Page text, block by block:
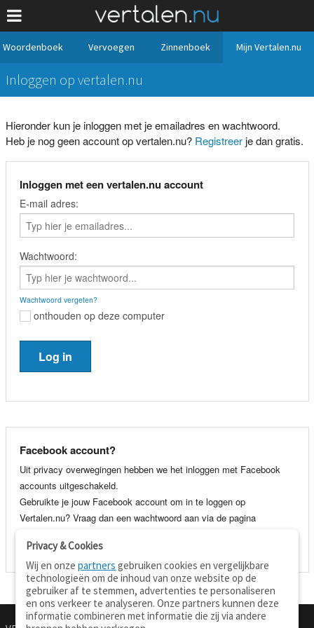
Woordenboek Vervoegen Zinnenboek Mijn Vertalen.nu
Inloggen op vertalen.nu
Hieronder kun je inloggen met je emailadres en wachtwoord.
Heb je nog geen account op vertalen.nu? Registreerje dan gratis.
Inloggen met een vertalen.nu account
E-mail adres:
Wachtwoord:
Wachtwoord vergeten?
onthouden op deze computer
Facebook account?
Uit privacy overwegingen hebben we het inloggen met Facebook
accounts uitgeschakeld.
Gebruikte je jouw Facebook account om in te loggen op
Vertalen.nu? Vraag dan een wachtwoord aan via de pagina
je e-mail adres en wachtwoord.
Privacy & Cookies
Wij en onzepartners gebruiken cookies en vergelijkbare
technologieën om de inhoud van onze website op de
gebruiker af te stemmen, advertenties te personaliseren
en ons verkeer te analyseren. Onze partners kunnen deze
informatie combineren met informatie die zij via andere